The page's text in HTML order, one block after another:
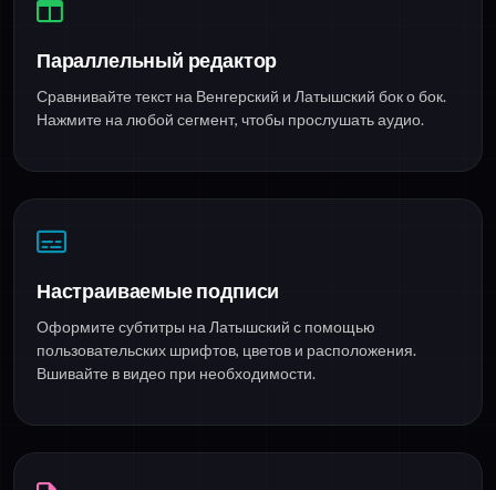
Параллельный редактор
Сравнивайте текст на Венгерский и Латышский бок о бок.
Нажмите на любой сегмент, чтобы прослушать аудио.
Настраиваемые подписи
Оформите субтитры на Латышский с помощью
пользовательских шрифтов, цветов и расположения.
Вшивайте в видео при необходимости.